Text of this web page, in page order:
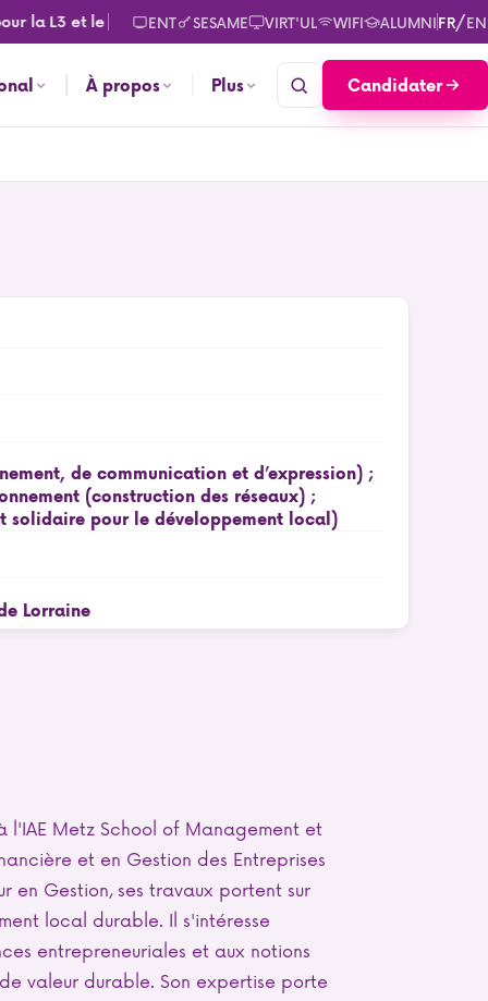
L3 et le M2. Consultez les calendriers des rentrées pour
ENT SESAME VIRT'UL WIFI ALUMNIFR/EN
À propos Plus Candidater
de communication et d’expression) ;
(construction des réseaux) ;
solidaire pour le développement local)
Lorraine
l'IAE Metz School of Management et
et en Gestion des Entreprises
en Gestion, ses travaux portent sur
local durable. Il s'intéresse
entrepreneuriales et aux notions
valeur durable. Son expertise porte